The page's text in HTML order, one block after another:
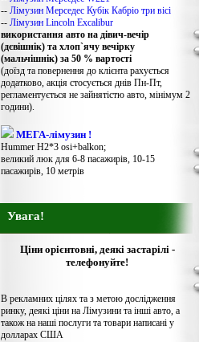
-- Лімузин Мерседес Кубік Кабріо три вісі
-- Лімузин Lincoln Excalibur
використання авто на дівич-вечір
(дєвішнік) та хлоп`ячу вечірку
(мальчішнік) за 50 % вартості
(доїзд та повернення до клієнта рахується
додатково, акція стосується днів Пн-Пт,
регламентується не зайнятістю авто, мінімум 2
години).
МЕГА-лімузин !
Hummer H2*3 osi+balkon;
великий люк для 6-8 пасажирів, 10-15
пасажирів, 10 метрів
Увага!
Ціни орієнтовні, деякі застарілі -
телефонуйте!
В рекламних цілях та з метою дослідження
ринку, деякі ціни на Лімузини та інші авто, а
також на наші послуги та товари написані у
долларах США